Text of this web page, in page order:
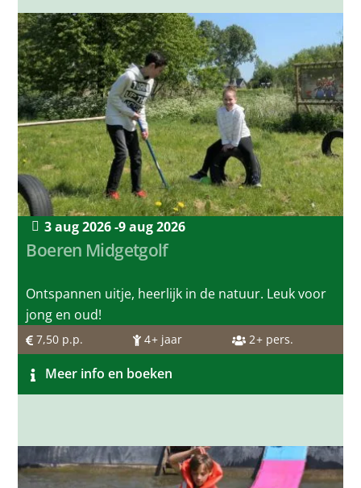
3 aug 2026 -9 aug 2026
Boeren Midgetgolf
Ontspannen uitje, heerlijk in de natuur. Leuk voor
jong en oud!
7,50 p.p. 4+ jaar 2+ pers.
Meer info en boeken